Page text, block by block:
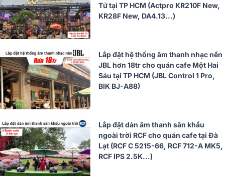
Tử tại TP HCM (Actpro KR210F New,
KR28F New, DA4.13...)
Lắp đặt hệ thống âm thanh nhạc nền
JBL hơn 18tr cho quán cafe Một Hai
Sáu tại TP HCM (JBL Control 1 Pro,
BIK BJ-A88)
Lắp đặt dàn âm thanh sân khấu
ngoài trời RCF cho quán cafe tại Đà
Lạt (RCF C 5215-66, RCF 712-A MK5,
RCF IPS 2.5K...)